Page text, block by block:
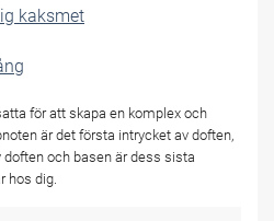
kaksmet
för att skapa en komplex och
är det första intrycket av doften,
och basen är dess sista
hos dig.